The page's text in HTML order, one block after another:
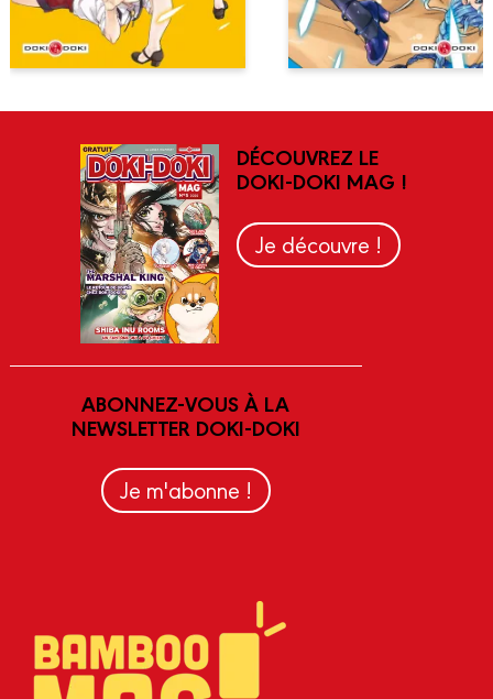
DÉCOUVREZ LE
DOKI-DOKI MAG !
Je découvre !
ABONNEZ-VOUS À LA
NEWSLETTER DOKI-DOKI
Je m'abonne !